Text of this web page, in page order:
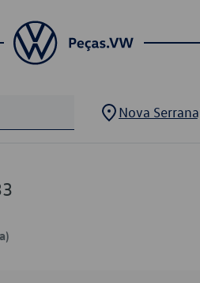
Nova Serrana